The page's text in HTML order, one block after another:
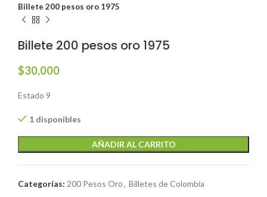
Billete 200 pesos oro 1975
Billete 200 pesos oro 1975
$30,000
Estado 9
1 disponibles
AÑADIR AL CARRITO
Categorías: 200 Pesos Oro, Billetes de Colombia